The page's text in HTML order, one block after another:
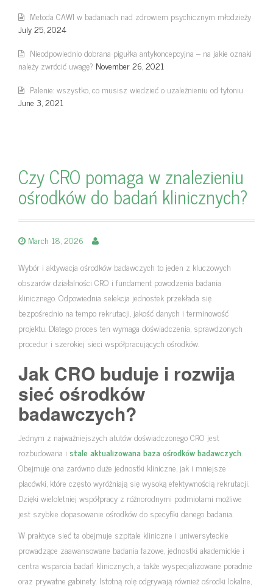
Metoda CAWI w badaniach nad zdrowiem psychicznym młodzieży
July 25, 2024
Nieodpowiednio dobrana pigułka antykoncepcyjna – na jakie oznaki
należy zwrócić uwagę? November 26, 2021
Palenie: wszystko, co musisz wiedzieć o uzależnieniu od tytoniu
June 3, 2021
Czy CRO pomaga w znalezieniu
ośrodków do badań klinicznych?
March 18, 2026
Wybór i aktywacja ośrodków badawczych to jeden z kluczowych
obszarów działalności CRO i fundament powodzenia badania
klinicznego. Odpowiednia selekcja jednostek przekłada się
bezpośrednio na tempo rekrutacji, jakość danych i terminowość
projektu. Dlatego proces ten wymaga doświadczenia, sprawdzonych
procedur i szerokiej sieci współpracujących ośrodków.
Jak CRO buduje i rozwija
sieć ośrodków
badawczych?
Jednym z najważniejszych atutów doświadczonego CRO jest
rozbudowana i stale aktualizowana baza ośrodków badawczych.
Obejmuje ona zarówno duże jednostki kliniczne, jak i mniejsze
placówki, które często wyróżniają się wysoką efektywnością rekrutacji.
Dzięki wieloletniej współpracy z różnorodnymi podmiotami możliwe
jest szybkie dopasowanie ośrodków do specyfiki danego badania.
W praktyce sieć ta obejmuje szpitale kliniczne i uniwersyteckie
prowadzące zaawansowane badania fazowe, jednostki akademickie i
centra wsparcia badań klinicznych, a także wyspecjalizowane poradnie
oraz prywatne gabinety. Istotną rolę odgrywają również ośrodki lokalne,